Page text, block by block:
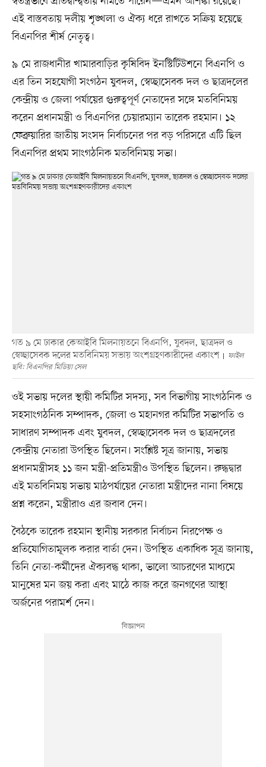
এই বাস্তবতায় দলীয় শৃঙ্খলা ও ঐক্য ধরে রাখতে সক্রিয় হয়েছে
বিএনপির শীর্ষ নেতৃত্ব।
৯ মে রাজধানীর খামারবাড়ির কৃষিবিদ ইনস্টিটিউশনে বিএনপি ও
এর তিন সহযোগী সংগঠন যুবদল, স্বেচ্ছাসেবক দল ও ছাত্রদলের
কেন্দ্রীয় ও জেলা পর্যায়ের গুরুত্বপূর্ণ নেতাদের সঙ্গে মতবিনিময়
করেন প্রধানমন্ত্রী ও বিএনপির চেয়ারম্যান তারেক রহমান। ১২
ফেব্রুয়ারির জাতীয় সংসদ নির্বাচনের পর বড় পরিসরে এটি ছিল
বিএনপির প্রথম সাংগঠনিক মতবিনিময় সভা।
গত ৯ মে ঢাকার কেআইবি মিলনায়তনে বিএনপি, যুবদল, ছাত্রদল ও
স্বেচ্ছাসেবক দলের মতবিনিময় সভায় অংশগ্রহণকারীদের একাংশ
ফাইল
ছবি: বিএনপির মিডিয়া সেল
ওই সভায় দলের স্থায়ী কমিটির সদস্য, সব বিভাগীয় সাংগঠনিক ও
সহসাংগঠনিক সম্পাদক, জেলা ও মহানগর কমিটির সভাপতি ও
সাধারণ সম্পাদক এবং যুবদল, স্বেচ্ছাসেবক দল ও ছাত্রদলের
কেন্দ্রীয় নেতারা উপস্থিত ছিলেন। সংশ্লিষ্ট সূত্র জানায়, সভায়
প্রধানমন্ত্রীসহ ১১ জন মন্ত্রী-প্রতিমন্ত্রীও উপস্থিত ছিলেন। রুদ্ধদ্বার
এই মতবিনিময় সভায় মাঠপর্যায়ের নেতারা মন্ত্রীদের নানা বিষয়ে
প্রশ্ন করেন, মন্ত্রীরাও এর জবাব দেন।
বৈঠকে তারেক রহমান স্থানীয় সরকার নির্বাচন নিরপেক্ষ ও
প্রতিযোগিতামূলক করার বার্তা দেন। উপস্থিত একাধিক সূত্র জানায়,
তিনি নেতা-কর্মীদের ঐক্যবদ্ধ থাকা, ভালো আচরণের মাধ্যমে
মানুষের মন জয় করা এবং মাঠে কাজ করে জনগণের আস্থা
অর্জনের পরামর্শ দেন।